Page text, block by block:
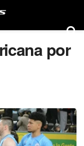
por